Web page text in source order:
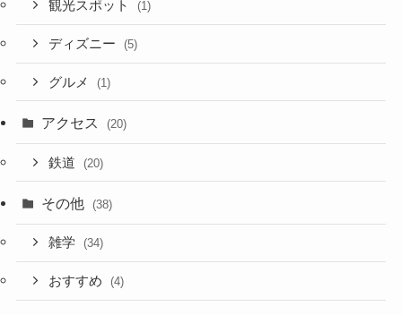
観光スポット (1)
ディズニー (5)
グルメ (1)
アクセス (20)
鉄道 (20)
その他 (38)
雑学 (34)
おすすめ (4)